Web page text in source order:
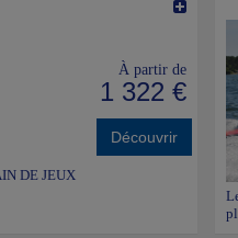
À partir de
1 322 €
Découvrir
DE JEUX